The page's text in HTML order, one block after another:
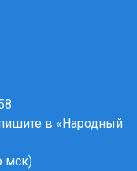
в «Народный
мск)